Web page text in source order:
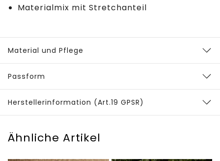
Materialmix mit Stretchanteil
Material und Pflege
Passform
Herstellerinformation (Art.19 GPSR)
Ähnliche Artikel